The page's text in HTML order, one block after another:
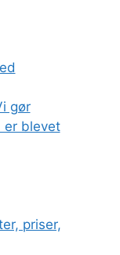
gør
er blevet
priser,